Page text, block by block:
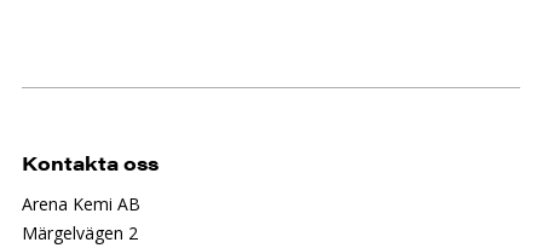
Kontakta oss
Arena Kemi AB
Märgelvägen 2